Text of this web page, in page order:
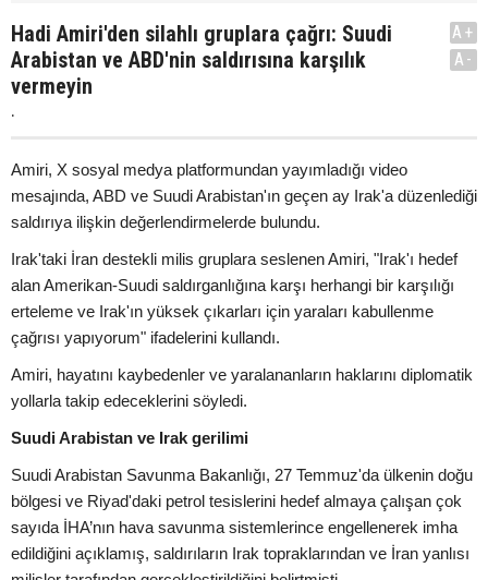
Hadi Amiri'den silahlı gruplara çağrı: Suudi
Arabistan ve ABD'nin saldırısına karşılık
vermeyin
.
A+
A-
Amiri, X sosyal medya platformundan yayımladığı video
mesajında, ABD ve Suudi Arabistan'ın geçen ay Irak'a düzenlediği
saldırıya ilişkin değerlendirmelerde bulundu.
Irak'taki İran destekli milis gruplara seslenen Amiri, "Irak'ı hedef
alan Amerikan-Suudi saldırganlığına karşı herhangi bir karşılığı
erteleme ve Irak'ın yüksek çıkarları için yaraları kabullenme
çağrısı yapıyorum" ifadelerini kullandı.
Amiri, hayatını kaybedenler ve yaralananların haklarını diplomatik
yollarla takip edeceklerini söyledi.
Suudi Arabistan ve Irak gerilimi
Suudi Arabistan Savunma Bakanlığı, 27 Temmuz'da ülkenin doğu
bölgesi ve Riyad'daki petrol tesislerini hedef almaya çalışan çok
sayıda İHA’nın hava savunma sistemlerince engellenerek imha
edildiğini açıklamış, saldırıların Irak topraklarından ve İran yanlısı